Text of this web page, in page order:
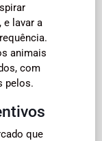
e lavar a
animais
com
pelos.
que